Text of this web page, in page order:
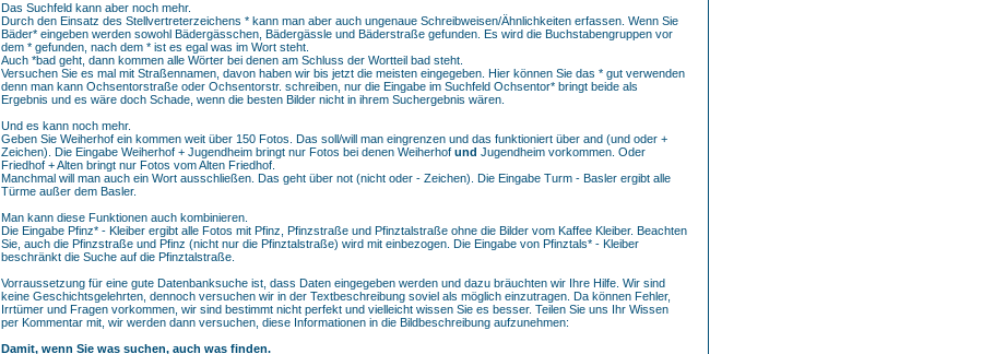
Das Suchfeld kann aber noch mehr.
Durch den Einsatz des Stellvertreterzeichens * kann man aber auch ungenaue Schreibweisen/Ähnlichkeiten erfassen. Wenn Sie
Bäder* eingeben werden sowohl Bädergässchen, Bädergässle und Bäderstraße gefunden. Es wird die Buchstabengruppen vor
dem * gefunden, nach dem * ist es egal was im Wort steht.
Auch *bad geht, dann kommen alle Wörter bei denen am Schluss der Wortteil bad steht.
Versuchen Sie es mal mit Straßennamen, davon haben wir bis jetzt die meisten eingegeben. Hier können Sie das * gut verwenden
denn man kann Ochsentorstraße oder Ochsentorstr. schreiben, nur die Eingabe im Suchfeld Ochsentor* bringt beide als
Ergebnis und es wäre doch Schade, wenn die besten Bilder nicht in ihrem Suchergebnis wären.
Und es kann noch mehr.
Geben Sie Weiherhof ein kommen weit über 150 Fotos. Das soll/will man eingrenzen und das funktioniert über and (und oder +
Zeichen). Die Eingabe Weiherhof + Jugendheim bringt nur Fotos bei denen Weiherhof und Jugendheim vorkommen. Oder
Friedhof + Alten bringt nur Fotos vom Alten Friedhof.
Manchmal will man auch ein Wort ausschließen. Das geht über not (nicht oder - Zeichen). Die Eingabe Turm - Basler ergibt alle
Türme außer dem Basler.
Man kann diese Funktionen auch kombinieren.
Die Eingabe Pfinz* - Kleiber ergibt alle Fotos mit Pfinz, Pfinzstraße und Pfinztalstraße ohne die Bilder vom Kaffee Kleiber. Beachten
Sie, auch die Pfinzstraße und Pfinz (nicht nur die Pfinztalstraße) wird mit einbezogen. Die Eingabe von Pfinztals* - Kleiber
beschränkt die Suche auf die Pfinztalstraße.
Vorraussetzung für eine gute Datenbanksuche ist, dass Daten eingegeben werden und dazu bräuchten wir Ihre Hilfe. Wir sind
keine Geschichtsgelehrten, dennoch versuchen wir in der Textbeschreibung soviel als möglich einzutragen. Da können Fehler,
Irrtümer und Fragen vorkommen, wir sind bestimmt nicht perfekt und vielleicht wissen Sie es besser. Teilen Sie uns Ihr Wissen
per Kommentar mit, wir werden dann versuchen, diese Informationen in die Bildbeschreibung aufzunehmen:
Damit, wenn Sie was suchen, auch was finden.